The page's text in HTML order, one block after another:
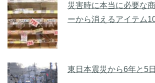
災害時に本当に必要な
ーから消えるアイテム
東日本震災から6年と5